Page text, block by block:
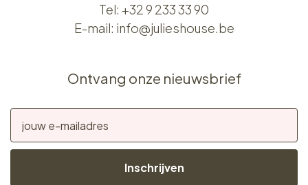
Tel: +32 9 233 33 90
E-mail: info@julieshouse.be
Ontvang onze nieuwsbrief
Inschrijven